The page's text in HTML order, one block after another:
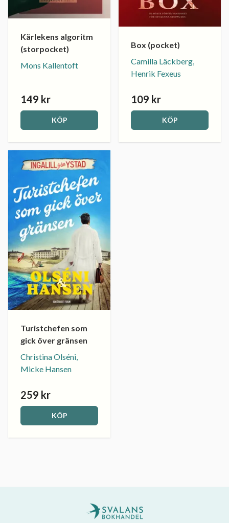
Kärlekens algoritm
(storpocket)
Mons Kallentoft
149 kr
KÖP
Box (pocket)
Camilla Läckberg,
Henrik Fexeus
109 kr
KÖP
Turistchefen som
gick över gränsen
Christina Olséni,
Micke Hansen
259 kr
KÖP